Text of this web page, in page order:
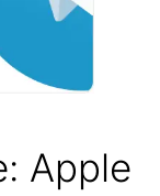
Apple